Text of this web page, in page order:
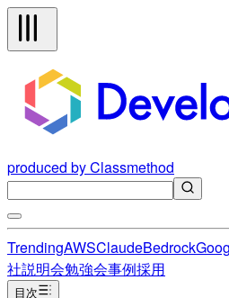
produced by Classmethod
TrendingAWSClaudeBedrock
社説明会勉強会事例採用
目次